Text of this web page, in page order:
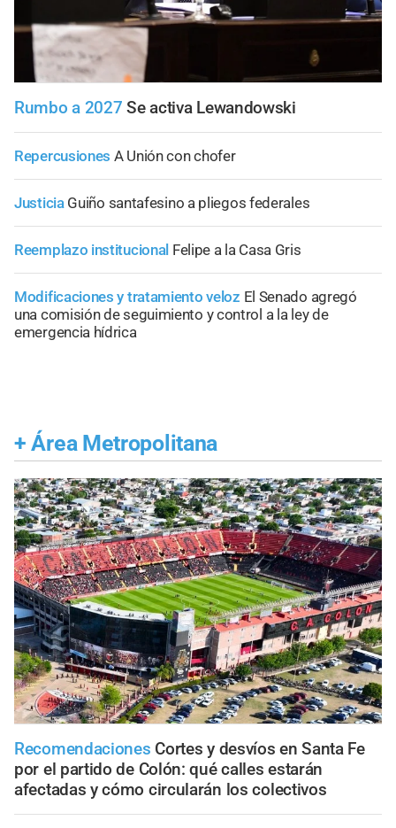
Rumbo a 2027 Se activa Lewandowski
Repercusiones A Unión con chofer
Justicia Guiño santafesino a pliegos federales
Reemplazo institucional Felipe a la Casa Gris
Modificaciones y tratamiento veloz El Senado agregó
una comisión de seguimiento y control a la ley de
emergencia hídrica
+ Área Metropolitana
Recomendaciones Cortes y desvíos en Santa Fe
por el partido de Colón: qué calles estarán
afectadas y cómo circularán los colectivos